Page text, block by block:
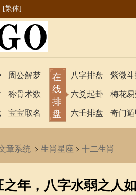
[繁体]
周公解梦
称骨术数
宝宝取名
在
线
排
盘
八字排盘
六爻起卦
六壬排盘
紫微
梅花
奇门遁
章系统 ﹥ 生肖星座 ﹥ 十二生肖
年，八字水弱之人